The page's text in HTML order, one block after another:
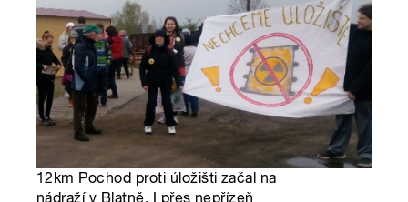
12km Pochod proti úložišti začal na
nádraží v Blatně. I přes nepřízeň